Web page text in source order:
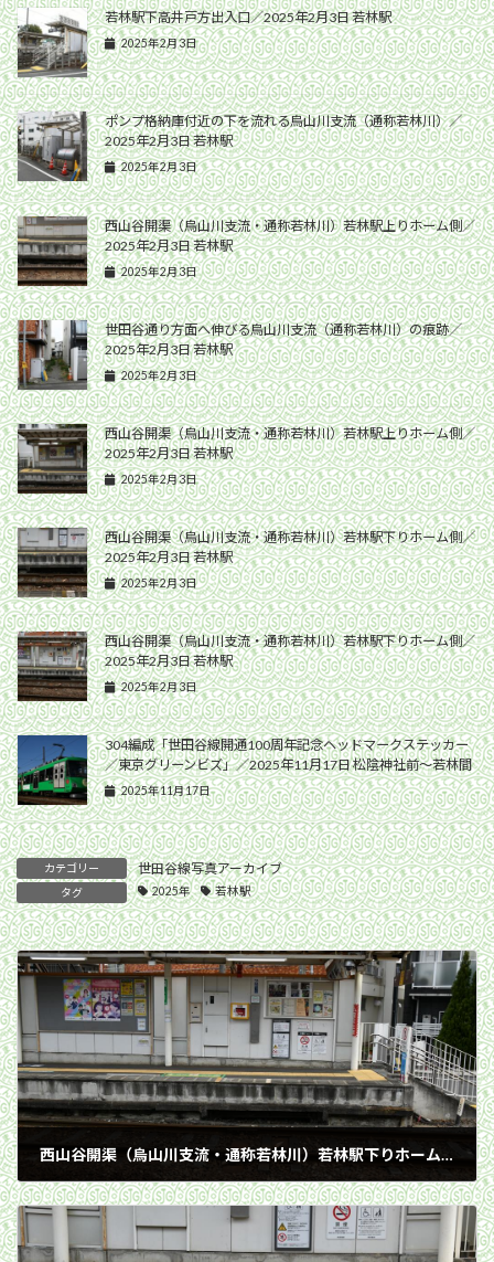
若林駅下高井戸方出入口／2025年2月3日 若林駅
2025年2月3日
ポンプ格納庫付近の下を流れる烏山川支流（通称若林川）／
2025年2月3日 若林駅
2025年2月3日
西山谷開渠（烏山川支流・通称若林川）若林駅上りホーム側／
2025年2月3日 若林駅
2025年2月3日
世田谷通り方面へ伸びる烏山川支流（通称若林川）の痕跡／
2025年2月3日 若林駅
2025年2月3日
西山谷開渠（烏山川支流・通称若林川）若林駅上りホーム側／
2025年2月3日 若林駅
2025年2月3日
西山谷開渠（烏山川支流・通称若林川）若林駅下りホーム側／
2025年2月3日 若林駅
2025年2月3日
西山谷開渠（烏山川支流・通称若林川）若林駅下りホーム側／
2025年2月3日 若林駅
2025年2月3日
304編成「世田谷線開通100周年記念ヘッドマークステッカー
／東京グリーンビズ」／2025年11月17日 松陰神社前〜若林間
2025年11月17日
カテゴリー 世田谷線写真アーカイブ
タグ 2025年 若林駅
西山谷開渠（烏山川支流・通称若林川）若林駅下りホーム側／2025年2月3日 若林駅
2025年2月3日